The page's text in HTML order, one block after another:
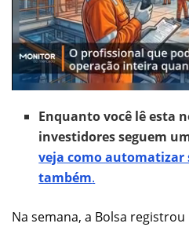
Enquanto você lê esta
investidores seguem
veja como automatizar
também.
Na semana, a Bolsa registrou